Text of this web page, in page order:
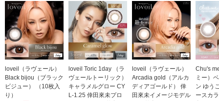
loveil（ラヴェール）
Black bijou（ブラック
ビジュー） （10枚入
り）
loveil Toric 1day （ラ
ヴェールトーリック）
キャラメルグロー CY
L-1.25 倖田來未プロ
loveil（ラヴェール）
Arcadia gold（アルカ
ディアゴールド） 倖
田來未イメージモデル
Chu's
ミー）
ン ゆう
ースカ